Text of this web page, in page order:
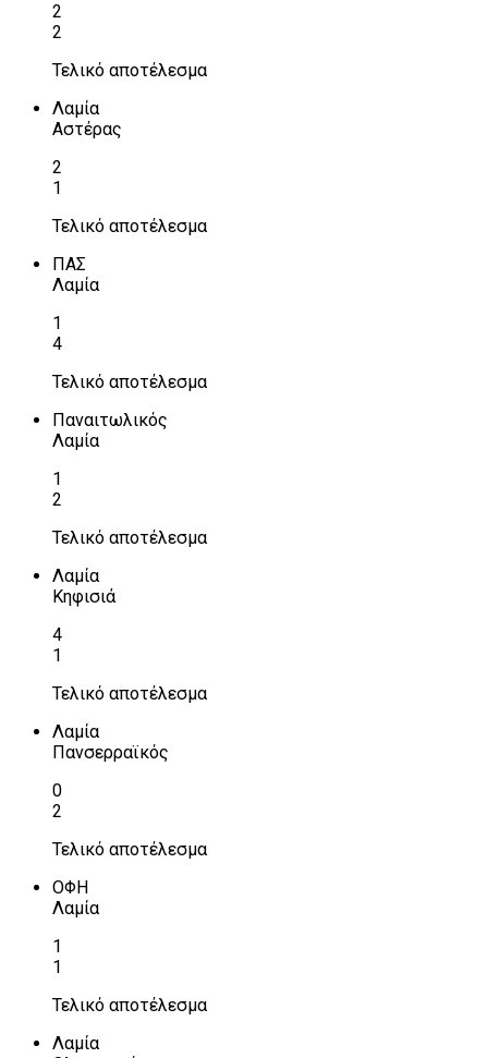
2
2
Τελικό αποτέλεσμα
Λαμία
Αστέρας
2
1
Τελικό αποτέλεσμα
ΠΑΣ
Λαμία
1
4
Τελικό αποτέλεσμα
Παναιτωλικός
Λαμία
1
2
Τελικό αποτέλεσμα
Λαμία
Κηφισιά
4
1
Τελικό αποτέλεσμα
Λαμία
Πανσερραϊκός
0
2
Τελικό αποτέλεσμα
ΟΦΗ
Λαμία
1
1
Τελικό αποτέλεσμα
Λαμία